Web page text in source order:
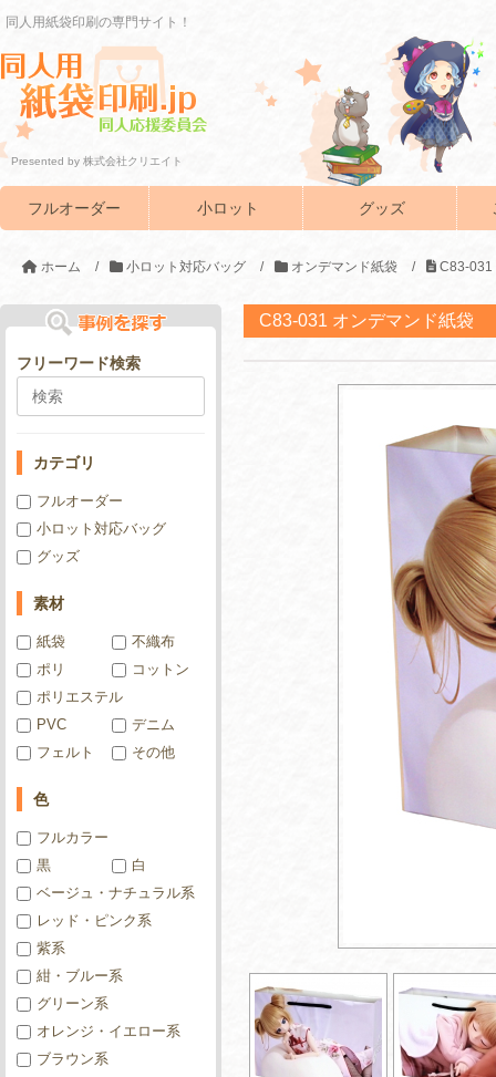
同人用紙袋印刷の専門サイト！
Presented by 株式会社クリエイト
フルオーダー 小ロット グッズ
ホーム / 小ロット対応バッグ / オンデマンド紙袋 / C83-031
C83-031 オンデマンド紙袋
フリーワード検索
カテゴリ
フルオーダー
小ロット対応バッグ
グッズ
素材
紙袋
不織布
ポリ
コットン
ポリエステル
PVC
デニム
フェルト
その他
色
フルカラー
黒
白
ベージュ・ナチュラル系
レッド・ピンク系
紫系
紺・ブルー系
グリーン系
オレンジ・イエロー系
ブラウン系